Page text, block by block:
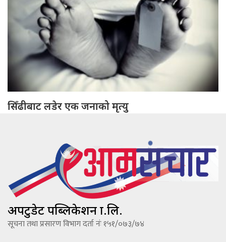
सिँढीबाट लडेर एक जनाको मृत्यु
अपटुडेट पब्लिकेशन प्रा.लि.
सूचना तथा प्रसारण विभाग दर्ता नंः १५१/०७३/७४